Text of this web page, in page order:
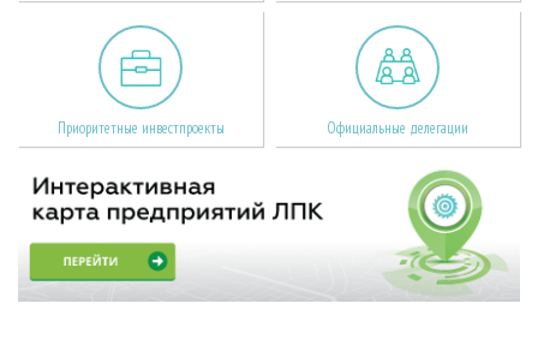
Приоритетные инвестпроекты Официальные делегации